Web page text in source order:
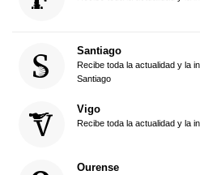
Santiago
Recibe toda la actualidad y la
Santiago
Vigo
Recibe toda la actualidad y la
Ourense